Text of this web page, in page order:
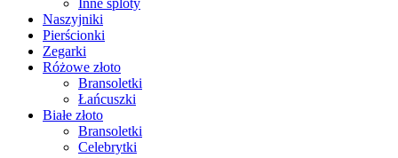
Inne sploty
Naszyjniki
Pierścionki
Zegarki
Różowe złoto
Bransoletki
Łańcuszki
Białe złoto
Bransoletki
Celebrytki